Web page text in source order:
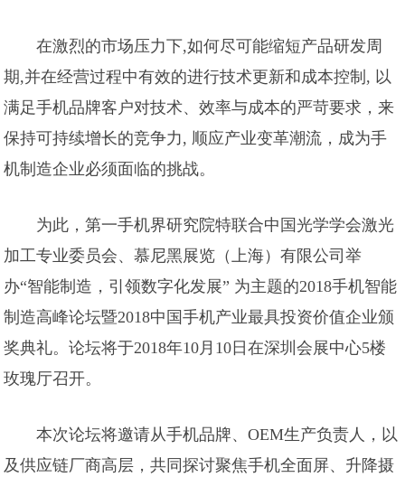
在激烈的市场压力下,如何尽可能缩短产品研发周
期,并在经营过程中有效的进行技术更新和成本控制, 以
满足手机品牌客户对技术、效率与成本的严苛要求，来
保持可持续增长的竞争力, 顺应产业变革潮流，成为手
机制造企业必须面临的挑战。
为此，第一手机界研究院特联合中国光学学会激光
加工专业委员会、慕尼黑展览（上海）有限公司举
办“智能制造，引领数字化发展” 为主题的2018手机智能
制造高峰论坛暨2018中国手机产业最具投资价值企业颁
奖典礼。论坛将于2018年10月10日在深圳会展中心5楼
玫瑰厅召开。
本次论坛将邀请从手机品牌、OEM生产负责人，以
及供应链厂商高层，共同探讨聚焦手机全面屏、升降摄